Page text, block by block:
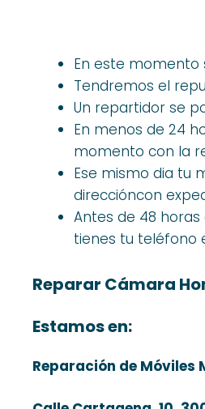
En este momento
Tendremos el
Un repartidor se
En menos de 24
momento con la
Ese mismo dia tu
direccióncon
Antes de 48
tienes tu teléfono
Reparar Cámara
Estamos en:
Reparación de Móviles